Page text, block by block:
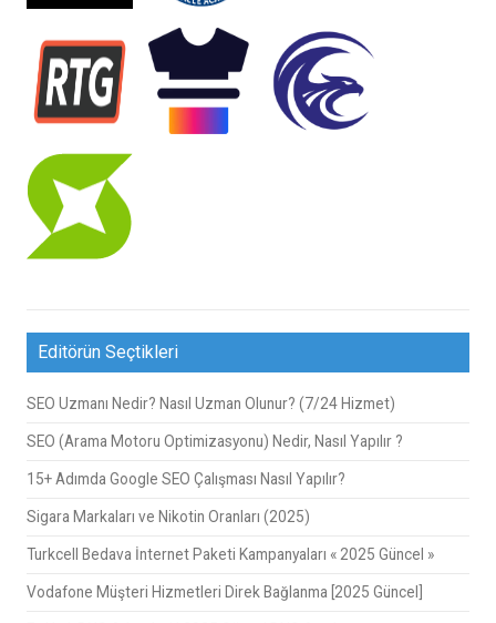
Editörün Seçtikleri
SEO Uzmanı Nedir? Nasıl Uzman Olunur? (7/24 Hizmet)
SEO (Arama Motoru Optimizasyonu) Nedir, Nasıl Yapılır ?
15+ Adımda Google SEO Çalışması Nasıl Yapılır?
Sigara Markaları ve Nikotin Oranları (2025)
Turkcell Bedava İnternet Paketi Kampanyaları « 2025 Güncel »
Vodafone Müşteri Hizmetleri Direk Bağlanma [2025 Güncel]